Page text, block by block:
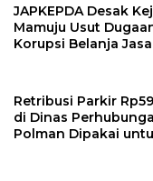
JAPKEPDA Desak
Mamuju Usut
Korupsi Belanja Jasa
Kelebihan
Rp146,4 Juta
Retribusi Parkir
di Dinas
Polman Dipakai